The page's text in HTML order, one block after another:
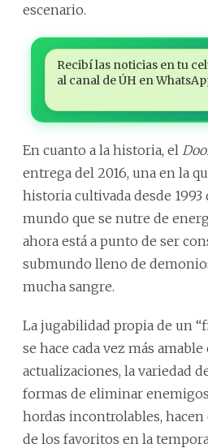
escenario.
Recibí las noticias en tu
al canal de ÚH en
En cuanto a la historia, el
entrega del 2016, una en la
historia cultivada desde
mundo que se nutre de
ahora está a punto de ser
submundo lleno de
mucha sangre.
La jugabilidad propia de un
se hace cada vez más amable
actualizaciones, la variedad
formas de eliminar
hordas incontrolables, hacen
de los favoritos en la